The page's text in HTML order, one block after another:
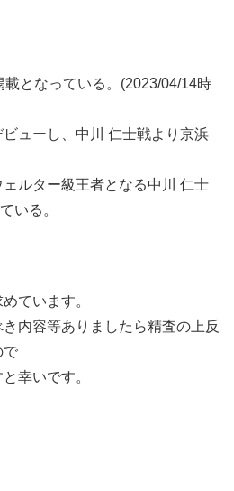
載となっている。(2023/04/14時
ビューし、中川 仁士戦より京浜
ェルター級王者となる中川 仁士
いる。
ています。
内容等ありましたら精査の上反
で
幸いです。